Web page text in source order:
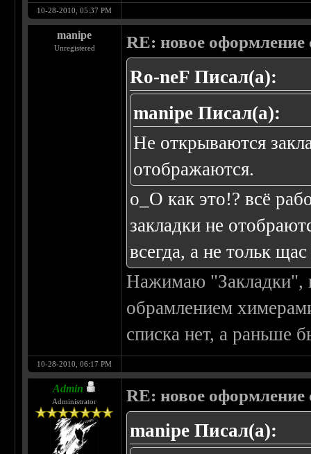
10-28-2010, 05:37 PM
manipe
Unregistered RE: новое оформление
Ro-neF Писал(а):
manipe Писал(а):
Не открываются
отображаются.
о_О как это!? всё
закладки не
всегда, а не тольк
Нажимаю "Закладки",
обрамлением
списка нет, а раньше
10-28-2010, 06:17 PM
Admin
Administrator RE: новое оформление
manipe Писал(а):